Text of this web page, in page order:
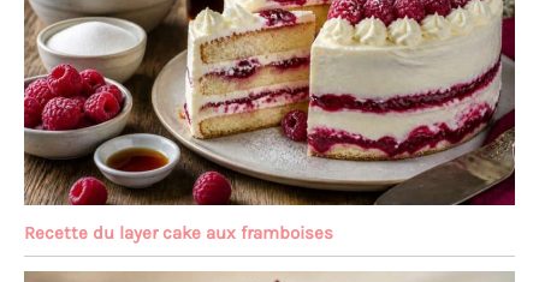
Recette du layer cake aux framboises